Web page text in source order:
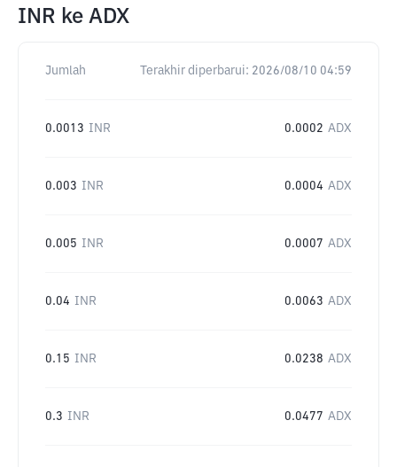
INR ke ADX
Jumlah Terakhir diperbarui: 2026/08/10 04:59
0.0013 INR 0.0002 ADX
0.003 INR 0.0004 ADX
0.005 INR 0.0007 ADX
0.04 INR 0.0063 ADX
0.15 INR 0.0238 ADX
0.3 INR 0.0477 ADX